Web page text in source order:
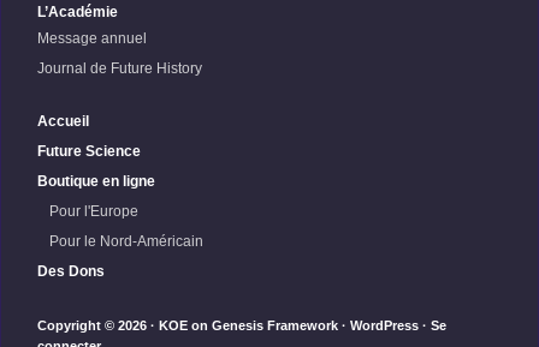
L’Académie
Message annuel
Journal de Future History
Accueil
Future Science
Boutique en ligne
Pour l'Europe
Pour le Nord-Américain
Des Dons
Copyright © 2026 · KOE on Genesis Framework · WordPress · Se